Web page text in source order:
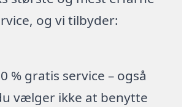
og vi tilbyder:
% gratis service – også
vælger ikke at benytte